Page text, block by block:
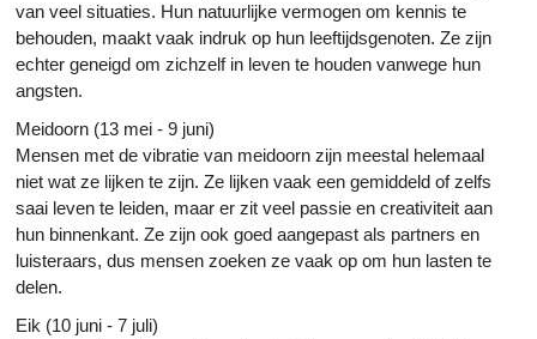
van veel situaties. Hun natuurlijke vermogen om kennis te
behouden, maakt vaak indruk op hun leeftijdsgenoten. Ze zijn
echter geneigd om zichzelf in leven te houden vanwege hun
angsten.
Meidoorn (13 mei - 9 juni)
Mensen met de vibratie van meidoorn zijn meestal helemaal
niet wat ze lijken te zijn. Ze lijken vaak een gemiddeld of zelfs
saai leven te leiden, maar er zit veel passie en creativiteit aan
hun binnenkant. Ze zijn ook goed aangepast als partners en
luisteraars, dus mensen zoeken ze vaak op om hun lasten te
delen.
Eik (10 juni - 7 juli)